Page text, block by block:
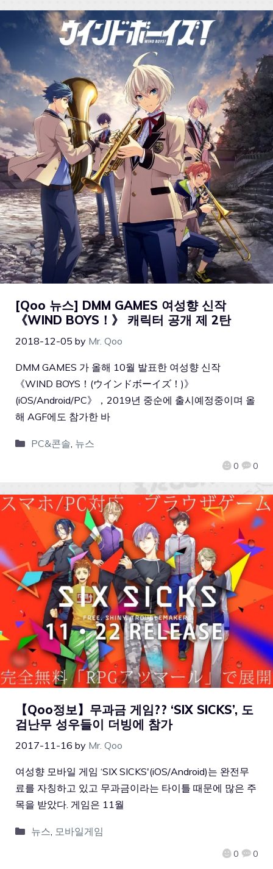
[Qoo 뉴스] DMM GAMES 여성향 신작
《WIND BOYS！》 캐릭터 공개 제 2탄
2018-12-05 by Mr. Qoo
0 0
DMM GAMES 가 올해 10월 발표한 여성향 신작
《WIND BOYS！(ウインドボーイズ！)》
(iOS/Android/PC》，2019년 중순에 출시예정중이며 올
해 AGF에도 참가한 바
PC&콘솔, 뉴스
【Qoo정보】무과금 게임?? ‘SIX SICKS’, 도
검난무 성우들이 더빙에 참가
2017-11-16 by Mr. Qoo
0 0
여성향 모바일 게임 ‘SIX SICKS'(iOS/Android)는 완전무
료를 자칭하고 있고 무과금이라는 타이틀 때문에 많은 주
목을 받았다. 게임은 11월
뉴스 모바일게임